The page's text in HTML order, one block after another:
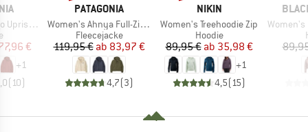
Hoody
Preis
€
+1
( 10)
MARKE
PATAGONIA
Artikel
Women's Ahnya Full-Zip Hoody
Produktgruppe
Fleecejacke
Preis
119,95 € reduzierter Preis
ab 83,97 €
4,7(3)
MARKE
NIKIN
Artikel
Women's Treehoodie Zip
Produktgruppe
Hoodie
Preis
89,95 € reduzierter Preis
ab 35,98 €
+1
4,5( 15)
Artikel
Women's